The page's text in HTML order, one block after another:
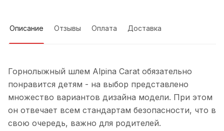
Описание Отзывы Оплата Доставка
Горнолыжный шлем Alpina Carat обязательно
понравится детям - на выбор представлено
множество вариантов дизайна модели. При этом
он отвечает всем стандартам безопасности, что в
свою очередь, важно для родителей.